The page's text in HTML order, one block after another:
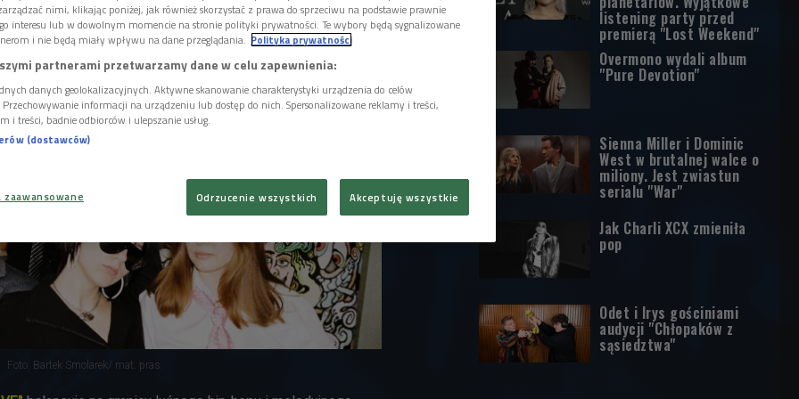
muzycznym wydaniu.
Foto: Bartek Smolarek/ mat. pras.
listening party przed
premierą "Lost Weekend"
Overmono wydali album
"Pure Devotion"
Sienna Miller i Dominic
West w brutalnej walce o
miliony. Jest zwiastun
serialu "War"
Jak Charli XCX zmieniła
pop
Odet i Irys gościniami
audycji "Chłopaków z
sąsiedztwa"
nimi, klikając poniżej, jak również skorzystać z prawa do sprzeciwu na podstawie prawnie
interesu lub w dowolnym momencie na stronie polityki prywatności. Te wybory będą sygnalizowane
i nie będą miały wpływu na dane przeglądania. Polityka prywatności
partnerami przetwarzamy dane w celu zapewnienia:
danych geolokalizacyjnych. Aktywne skanowanie charakterystyki urządzenia do celów
informacji na urządzeniu lub dostęp do nich. Spersonalizowane reklamy i treści,
i treści, badnie odbiorców i ulepszanie usług.
(dostawców)
Odrzucenie wszystkich Akceptuję wszystkie